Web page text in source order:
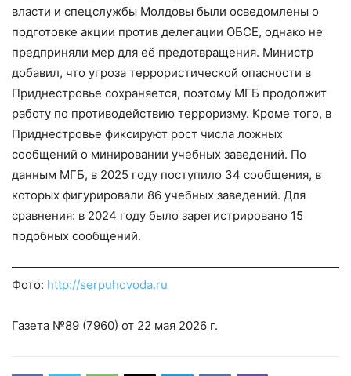
власти и спецслужбы Молдовы были осведомлены о
подготовке акции против делегации ОБСЕ, однако не
предприняли мер для её предотвращения. Министр
добавил, что угроза террористической опасности в
Приднестровье сохраняется, поэтому МГБ продолжит
работу по противодействию терроризму. Кроме того, в
Приднестровье фиксируют рост числа ложных
сообщений о минировании учебных заведений. По
данным МГБ, в 2025 году поступило 34 сообщения, в
которых фигурировали 86 учебных заведений. Для
сравнения: в 2024 году было зарегистрировано 15
подобных сообщений.
Фото: http://serpuhovoda.ru
Газета №89 (7960) от 22 мая 2026 г.